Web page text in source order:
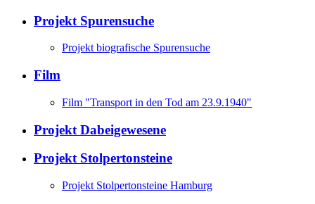
Projekt Spurensuche
Projekt biografische Spurensuche
Film
Film "Transport in den Tod am 23.9.1940"
Projekt Dabeigewesene
Projekt Stolpertonsteine
Projekt Stolpertonsteine Hamburg